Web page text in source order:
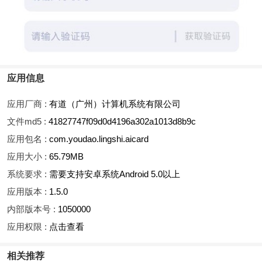
应用信息
应用厂商 : 有道（广州）计算机系统有限公司
文件md5 : 41827747f09d0d4196a302a1013d8b9c
应用包名 : com.youdao.lingshi.aicard
应用大小 : 65.79MB
系统要求 : 需要支持安卓系统Android 5.0以上
应用版本 : 1.5.0
内部版本号 : 1050000
应用权限 : 点击查看
相关推荐